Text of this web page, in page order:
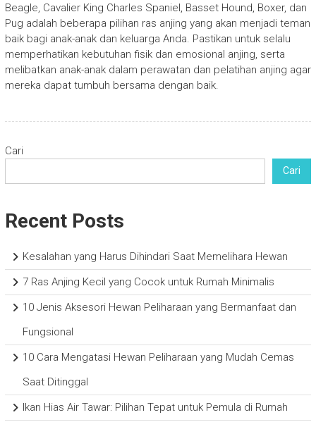
Beagle, Cavalier King Charles Spaniel, Basset Hound, Boxer, dan
Pug adalah beberapa pilihan ras anjing yang akan menjadi teman
baik bagi anak-anak dan keluarga Anda. Pastikan untuk selalu
memperhatikan kebutuhan fisik dan emosional anjing, serta
melibatkan anak-anak dalam perawatan dan pelatihan anjing agar
mereka dapat tumbuh bersama dengan baik.
Cari
Cari
Recent Posts
Kesalahan yang Harus Dihindari Saat Memelihara Hewan
7 Ras Anjing Kecil yang Cocok untuk Rumah Minimalis
10 Jenis Aksesori Hewan Peliharaan yang Bermanfaat dan
Fungsional
10 Cara Mengatasi Hewan Peliharaan yang Mudah Cemas
Saat Ditinggal
Ikan Hias Air Tawar: Pilihan Tepat untuk Pemula di Rumah